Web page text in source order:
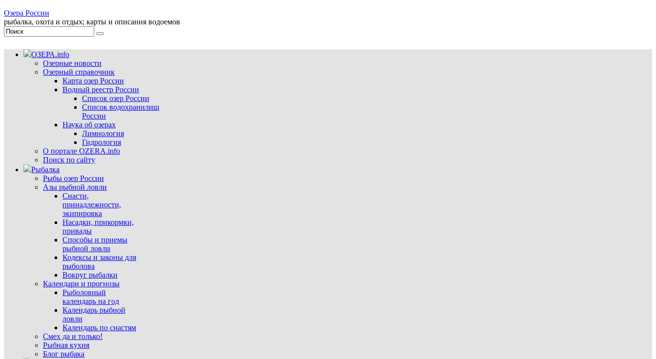
Озера России
рыбалка, охота и отдых; карты и описания водоемов
ОЗЕРА.info
Озерные новости
Озерный справочник
Карта озер России
Водный реестр России
Список озер России
Список водохранилищ
России
Наука об озерах
Лимнология
Гидрология
О портале OZERA.info
Поиск по сайту
Рыбалка
Рыбы озер России
Азы рыбной ловли
Снасти,
принадлежности,
экипировка
Насадки, прикормки,
привады
Способы и приемы
рыбной ловли
Кодексы и законы для
рыболова
Вокруг рыбалки
Календари и прогнозы
Рыболовный
календарь на год
Календарь рыбной
ловли
Календарь по снастям
Смех да и только!
Рыбная кухня
Блог рыбака